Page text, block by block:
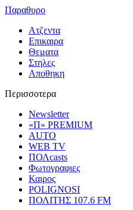
Παραθυρο
Ατζεντα
Επικαιρα
Θεματα
Στηλες
Αποθηκη
Περισσοτερα
Newsletter
«Π» PREMIUM
AUTO
WEB TV
ΠΟΛcasts
Φωτογραφιες
Καιρος
POLIGNOSI
ΠΟΛΙΤΗΣ 107.6 FM